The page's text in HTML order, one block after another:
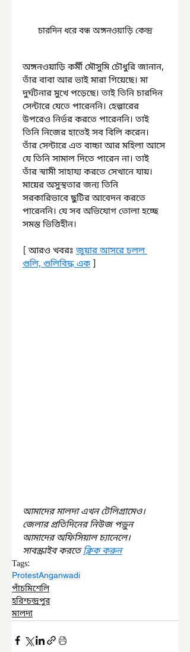
চারদিন ধরে বন্ধ অঙ্গনওয়াড়ি কেন্দ্র
অঙ্গনওয়াড়ি কর্মী মৌসুমি চৌধুরি জানান,
তাঁর বাবা আর ভাই মারা গিয়েছে। মা
দুর্ঘটনার মুখে পড়েছে। তাই তিনি চারদিন
সেন্টারে যেতে পারেননি। হেল্পারের
উপরেও নির্ভর করতে পারেননি। তাই
তিনি নিজের হাতেই সব বিলি করেন।
তাঁর সেন্টারে এত বাচ্চা আর মহিলা আসে
যে তিনি সামাল দিতে পারেন না। তাই
তাঁর স্বামী সাহায্য করতে সেখানে যায়।
মায়ের অসুস্থতার জন্য তিনি
সরকারিভাবে ছুটির আবেদন করতে
পারেননি। যে সব অভিযোগ তোলা হচ্ছে
সমস্ত ভিত্তিহীন।
[ আরও খবরঃ জুয়ার আসরে চলল
গুলি, গুলিবিদ্ধ এক ]
আমাদের মালদা এখন টেলিগ্রামেও।
জেলার প্রতিদিনের নিউজ পড়ুন
আমাদের অফিসিয়াল চ্যানেলে।
সাবস্ক্রাইব করতে ক্লিক করুন
Tags:
ProtestAnganwadi
পাঁচমিশেলি
হরিশ্চন্দ্রপুর
মালদা